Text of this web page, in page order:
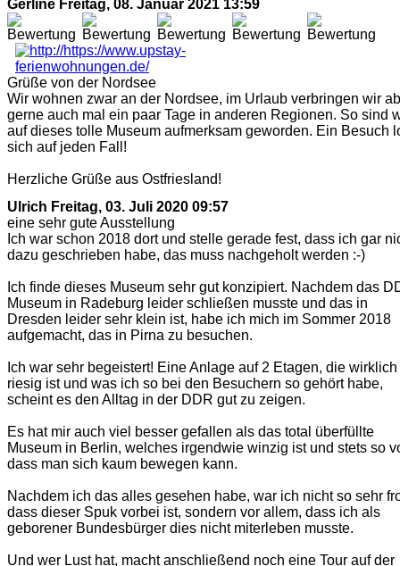
Gerline Freitag, 08. Januar 2021 13:59
Grüße von der Nordsee
Wir wohnen zwar an der Nordsee, im Urlaub verbringen wir
gerne auch mal ein paar Tage in anderen Regionen. So sind
auf dieses tolle Museum aufmerksam geworden. Ein Besuch
sich auf jeden Fall!
Herzliche Grüße aus Ostfriesland!
Ulrich Freitag, 03. Juli 2020 09:57
eine sehr gute Ausstellung
Ich war schon 2018 dort und stelle gerade fest, dass ich gar
dazu geschrieben habe, das muss nachgeholt werden :-)
Ich finde dieses Museum sehr gut konzipiert. Nachdem das
Museum in Radeburg leider schließen musste und das in
Dresden leider sehr klein ist, habe ich mich im Sommer 2018
aufgemacht, das in Pirna zu besuchen.
Ich war sehr begeistert! Eine Anlage auf 2 Etagen, die wirklich
riesig ist und was ich so bei den Besuchern so gehört habe,
scheint es den Alltag in der DDR gut zu zeigen.
Es hat mir auch viel besser gefallen als das total überfüllte
Museum in Berlin, welches irgendwie winzig ist und stets so
dass man sich kaum bewegen kann.
Nachdem ich das alles gesehen habe, war ich nicht so sehr
dass dieser Spuk vorbei ist, sondern vor allem, dass ich als
geborener Bundesbürger dies nicht miterleben musste.
Und wer Lust hat, macht anschließend noch eine Tour auf der